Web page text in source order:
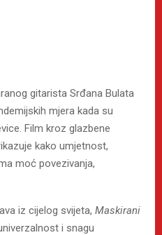
gitarista Srđana Bulata
mjera kada su
Film kroz glazbene
kako umjetnost,
moć povezivanja,
iz cijelog svijeta, Maskirani
i snagu